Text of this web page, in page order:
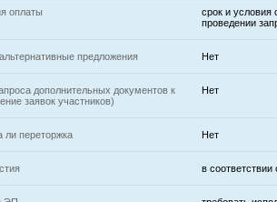
оплаты
срок и условия
проведении
предложения Нет
дополнительных документов к
заявок участников)
Нет
ли переторжка Нет
в